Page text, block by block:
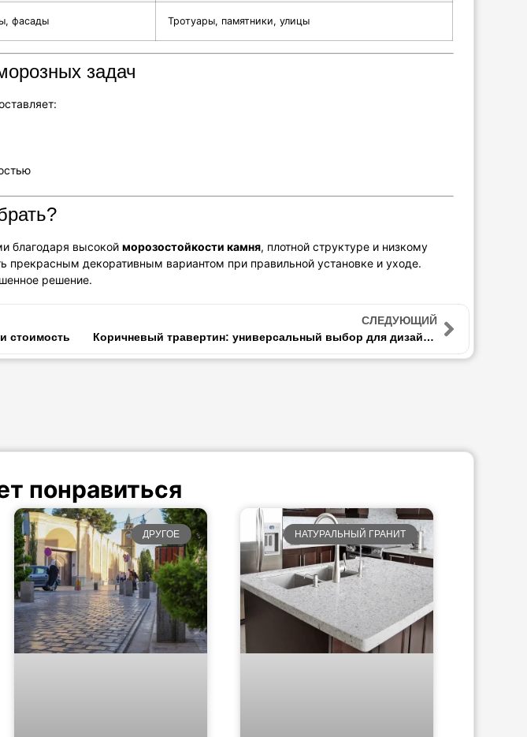
фасады Тротуары, памятники, улицы
задач
благодаря высокойморозостойкости камня, плотной структуре и низкому
прекрасным декоративным вариантом при правильной установке и уходе.
решение.
стоимость
СЛЕДУЮЩИЙ
Коричневый травертин: универсальный выбор для дизайна и строительства
понравиться
ДРУГОЕ НАТУРАЛЬНЫЙ ГРАНИТ